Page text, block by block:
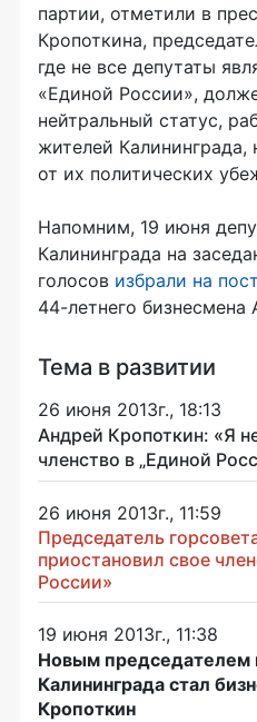
партии, отметили в
Кропоткина,
где не все депутаты
«Единой России»,
нейтральный статус,
жителей Калининграда,
от их политических
Напомним, 19 июня
Калининграда на
голосов избрали на пост
44-летнего бизнесмена
Тема в развитии
26 июня 2013г., 18:13
Андрей Кропоткин: «Я
членство в „Единой
26 июня 2013г., 11:59
Председатель
приостановил свое
России»
19 июня 2013г., 11:38
Новым председателем
Калининграда стал
Кропоткин